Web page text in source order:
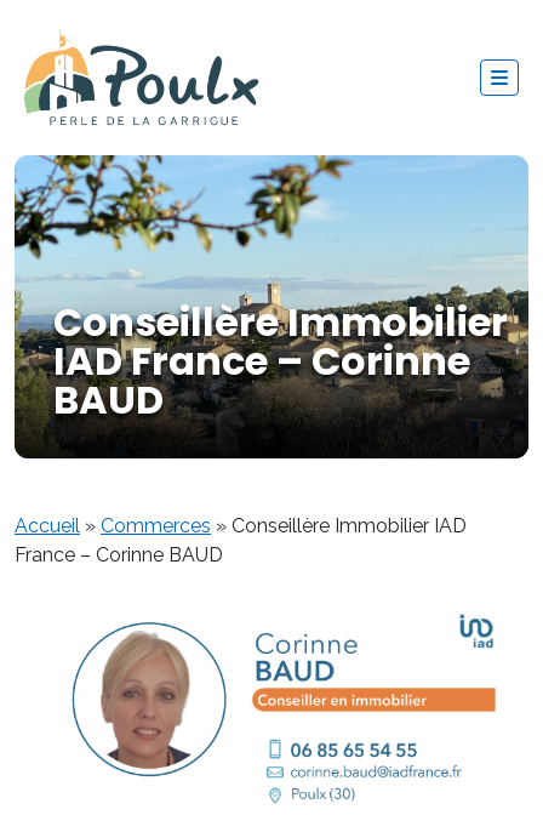
Conseillère Immobilier
IAD France – Corinne
BAUD
Accueil » Commerces » Conseillère Immobilier IAD
France – Corinne BAUD